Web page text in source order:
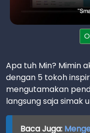
Apa tuh Min? Mimin
dengan 5 tokoh
mengutamakan
langsung saja simak
Baca Juga: